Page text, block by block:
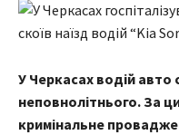
У Черкасах водій авто
неповнолітнього. За
кримінальне